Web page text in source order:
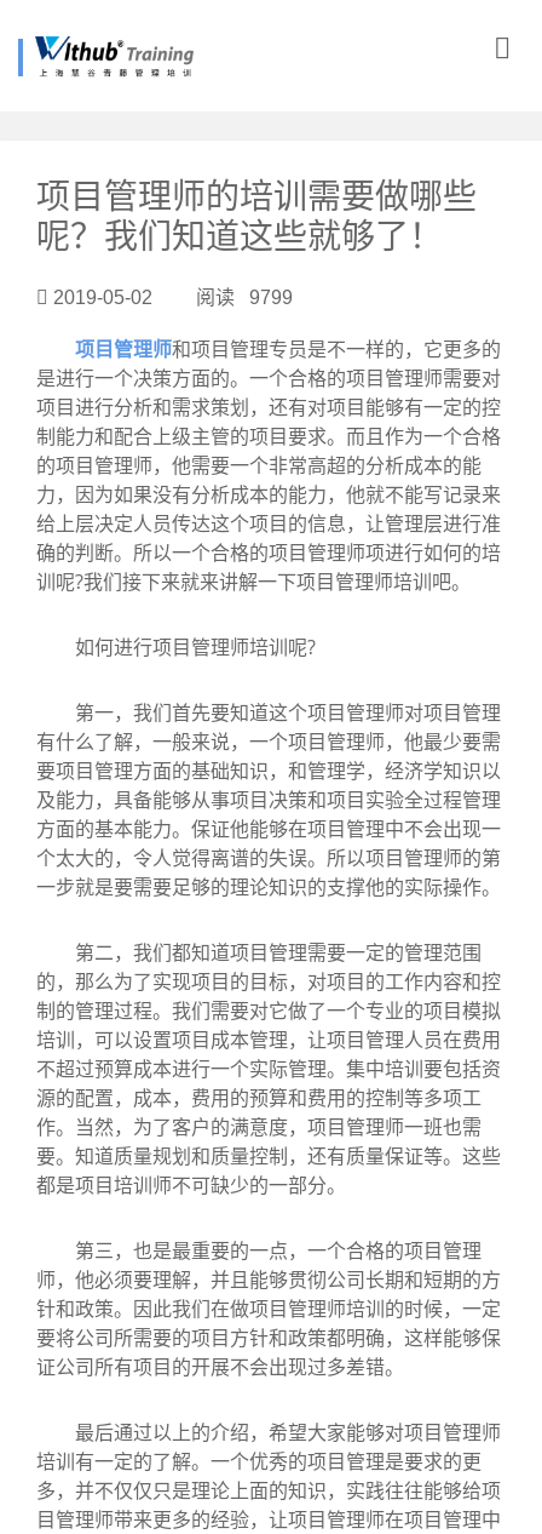
项目管理师的培训需要做哪些
呢？我们知道这些就够了！
2019-05-02 阅读 9799
项目管理师和项目管理专员是不一样的，它更多的
是进行一个决策方面的。一个合格的项目管理师需要对
项目进行分析和需求策划，还有对项目能够有一定的控
制能力和配合上级主管的项目要求。而且作为一个合格
的项目管理师，他需要一个非常高超的分析成本的能
力，因为如果没有分析成本的能力，他就不能写记录来
给上层决定人员传达这个项目的信息，让管理层进行准
确的判断。所以一个合格的项目管理师项进行如何的培
训呢?我们接下来就来讲解一下项目管理师培训吧。
如何进行项目管理师培训呢?
第一，我们首先要知道这个项目管理师对项目管理
有什么了解，一般来说，一个项目管理师，他最少要需
要项目管理方面的基础知识，和管理学，经济学知识以
及能力，具备能够从事项目决策和项目实验全过程管理
方面的基本能力。保证他能够在项目管理中不会出现一
个太大的，令人觉得离谱的失误。所以项目管理师的第
一步就是要需要足够的理论知识的支撑他的实际操作。
第二，我们都知道项目管理需要一定的管理范围
的，那么为了实现项目的目标，对项目的工作内容和控
制的管理过程。我们需要对它做了一个专业的项目模拟
培训，可以设置项目成本管理，让项目管理人员在费用
不超过预算成本进行一个实际管理。集中培训要包括资
源的配置，成本，费用的预算和费用的控制等多项工
作。当然，为了客户的满意度，项目管理师一班也需
要。知道质量规划和质量控制，还有质量保证等。这些
都是项目培训师不可缺少的一部分。
第三，也是最重要的一点，一个合格的项目管理
师，他必须要理解，并且能够贯彻公司长期和短期的方
针和政策。因此我们在做项目管理师培训的时候，一定
要将公司所需要的项目方针和政策都明确，这样能够保
证公司所有项目的开展不会出现过多差错。
最后通过以上的介绍，希望大家能够对项目管理师
培训有一定的了解。一个优秀的项目管理是要求的更
多，并不仅仅只是理论上面的知识，实践往往能够给项
目管理师带来更多的经验，让项目管理师在项目管理中